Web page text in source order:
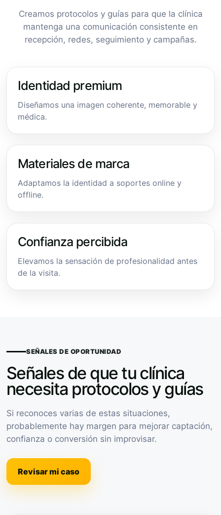
Creamos protocolos y guías para que la clínica
mantenga una comunicación consistente en
recepción, redes, seguimiento y campañas.
Identidad premium
Diseñamos una imagen coherente, memorable y
médica.
Materiales de marca
Adaptamos la identidad a soportes online y
offline.
Confianza percibida
Elevamos la sensación de profesionalidad antes
de la visita.
SEÑALES DE OPORTUNIDAD
Señales de que tu clínica
necesita protocolos y guías
Si reconoces varias de estas situaciones,
probablemente hay margen para mejorar captación,
confianza o conversión sin improvisar.
Revisar mi caso